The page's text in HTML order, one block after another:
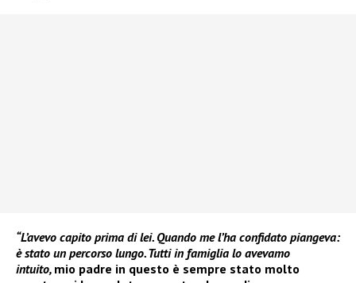
“L’avevo capito prima di lei. Quando me l’ha confidato piangeva:
è stato un percorso lungo. Tutti in famiglia lo avevamo
intuito, mio padre in questo è sempre stato molto